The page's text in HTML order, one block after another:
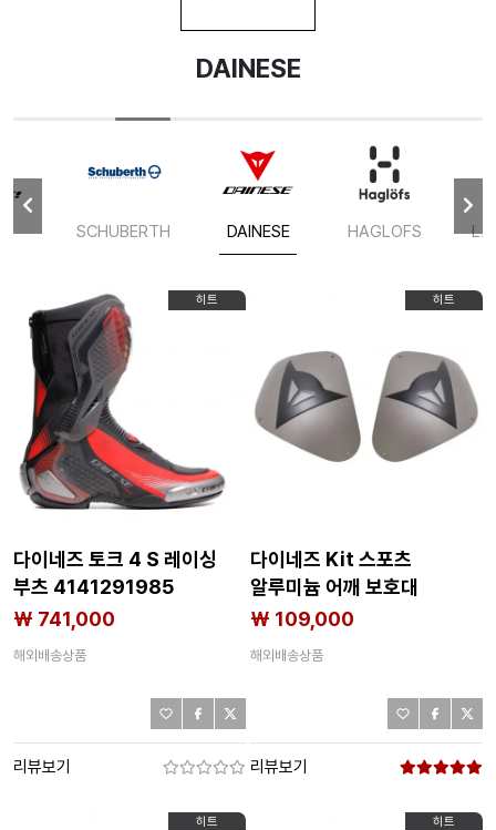
DAINESE
SCHUBERTH DAINESE HAGLOFS LA
히트
다이네즈 토크 4 S 레이싱
부츠 4141291985
₩ 741,000
해외배송상품
리뷰보기
히트
다이네즈 Kit 스포츠
알루미늄 어깨 보호대
4136626905
₩ 109,000
해외배송상품
리뷰보기
히트 히트